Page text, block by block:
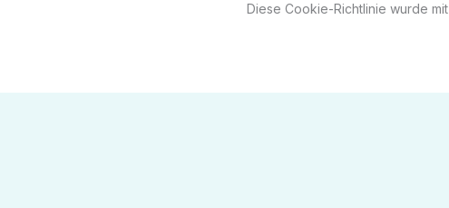
Diese Cookie-Richtlinie wurde mit